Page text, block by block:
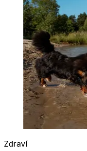
Zdraví